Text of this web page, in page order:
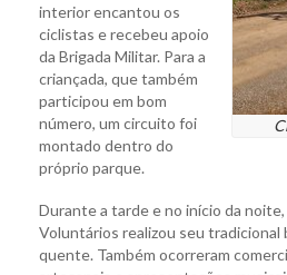
interior encantou os
ciclistas e recebeu apoio
da Brigada Militar. Para a
criançada, que também
participou em bom
número, um circuito foi
montado dentro do
próprio parque.
Durante a tarde e no início da
Voluntários realizou seu
quente. Também ocorreram